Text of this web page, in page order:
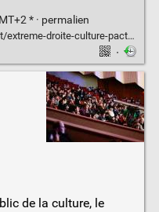
* · permalien
culture-pacte-faustien-inenvisageable/
·
de la culture, le